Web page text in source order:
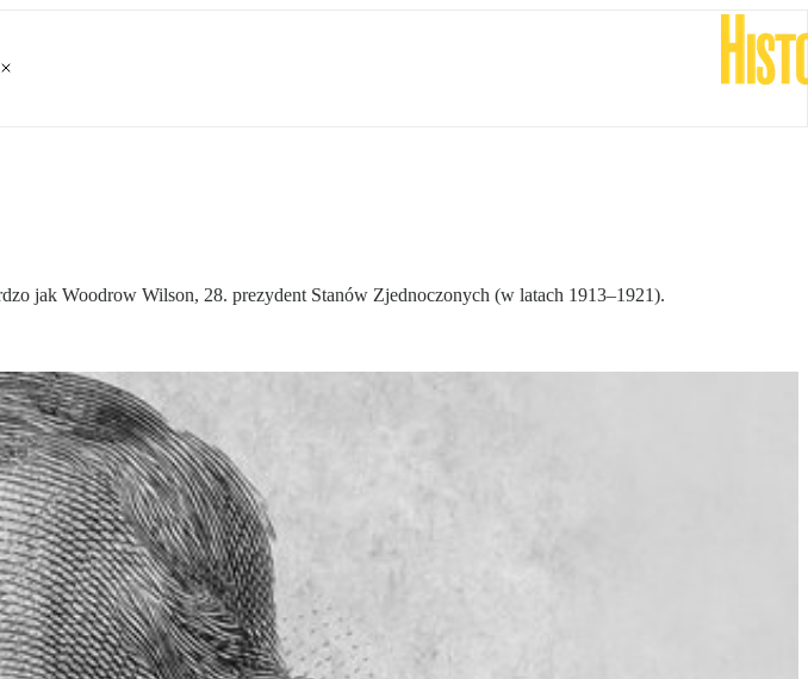
jak Woodrow Wilson, 28. prezydent Stanów Zjednoczonych (w latach 1913–1921).